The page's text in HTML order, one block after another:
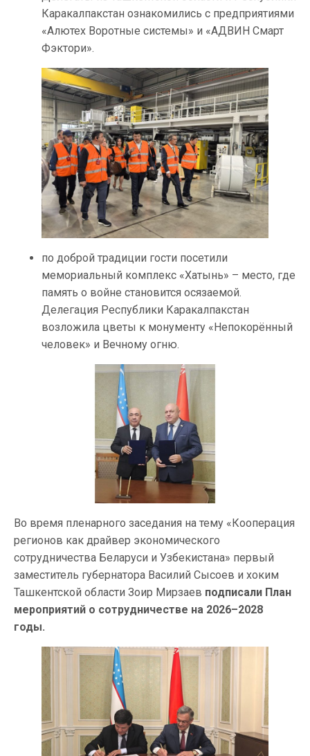
Каракалпакстан ознакомились с предприятиями
«Алютех Воротные системы» и «АДВИН Смарт
Фэктори».
по доброй традиции гости посетили
мемориальный комплекс «Хатынь» – место, где
память о войне становится осязаемой.
Делегация Республики Каракалпакстан
возложила цветы к монументу «Непокорённый
человек» и Вечному огню.
Во время пленарного заседания на тему «Кооперация
регионов как драйвер экономического
сотрудничества Беларуси и Узбекистана» первый
заместитель губернатора Василий Сысоев и хоким
Ташкентской области Зоир Мирзаев подписали План
мероприятий о сотрудничестве на 2026–2028
годы.